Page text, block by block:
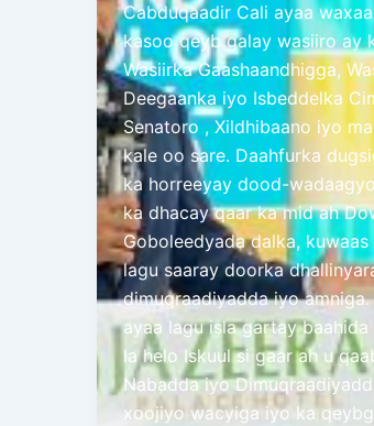
Cabduqaadir Cali ayaa
kasoo qeyb galay wasiiro ay
Wasiirka Gaashaandhigga,
Deegaanka iyo Isbeddelka
Senatoro , Xildhibaano iyo
kale oo sare. Daahfurka
ka horreeyay dood-
ka dhacay qaar ka mid ah
Goboleedyada dalka,
lagu saaray doorka
dimuqraadiyadda iyo amniga.
ayaa lagu isla gartay baahida
la helo Iskuul si gaar ah u
Nabadda iyo
xoojiyo wacyiga iyo ka